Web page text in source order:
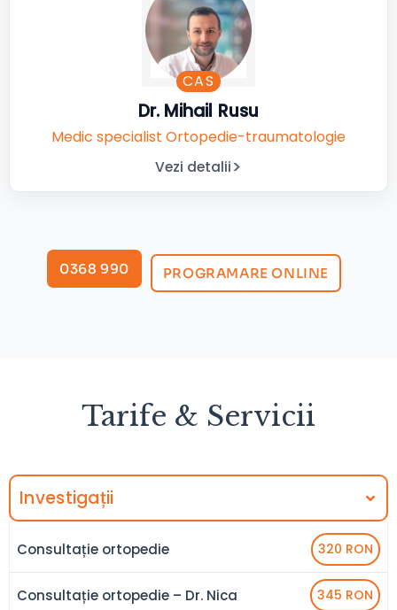
CAS
Dr. Mihail Rusu
Medic specialist Ortopedie-traumatologie
Vezi detalii
0368 990 PROGRAMARE ONLINE
Tarife & Servicii
Investigații
Consultație ortopedie 320 RON
Consultație ortopedie – Dr. Nica 345 RON